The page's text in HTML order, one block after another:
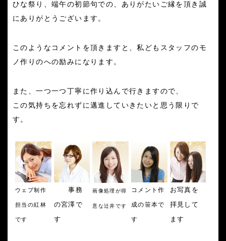
ひな祭り、端午の初節句での、ありがたいご縁を頂き誠
にありがとうございます。
このようなコメントを頂きますと、私どもスタッフのモ
ノ作りのへの励みになります。
また、一つ一つ丁寧に作り込んで行きますので、
この気持ちを忘れずに邁進していきたいと思う限りで
す。
ウェブ制作
担当の紅林
です
事務
の宮澤で
す
画像処理が得
意な辻井です
コメント作
成の笹本で
す
お写真を
拝見して
ます